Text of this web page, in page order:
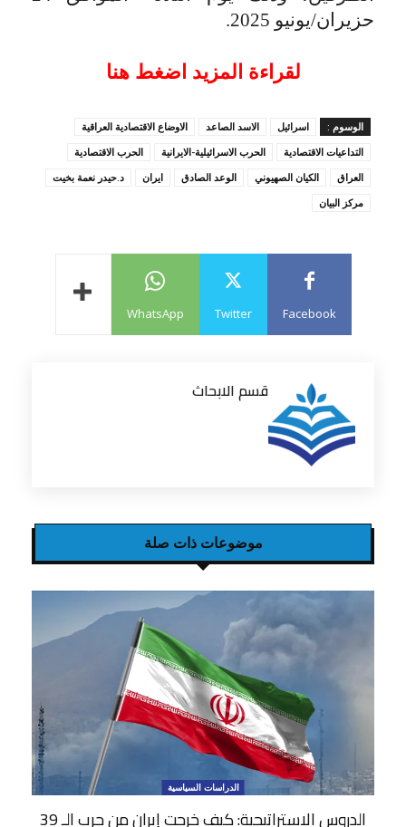
حزيران/يونيو 2025.
لقراءة المزيد اضغط هنا
الوسوم : اسرائيل الاسد الصاعد
الاوضاع الاقتصادية العراقية
التداعيات الاقتصادية
الحرب الاسرائيلية-الايرانية
الحرب الاقتصادية
العراق
الكيان الصهيوني الوعد الصادق ايران
د.حيدر نعمة بخيت
مركز البيان
Facebook
Twitter
WhatsApp
قسم الابحاث
موضوعات ذات صلة
الدراسات السياسية
الدروس الاستراتيجية: كيف خرجت إيران من حرب الـ 39